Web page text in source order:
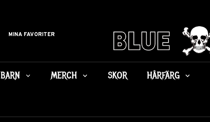
MINA FAVORITER
BARN MERCH SKOR HÅRFÄRG